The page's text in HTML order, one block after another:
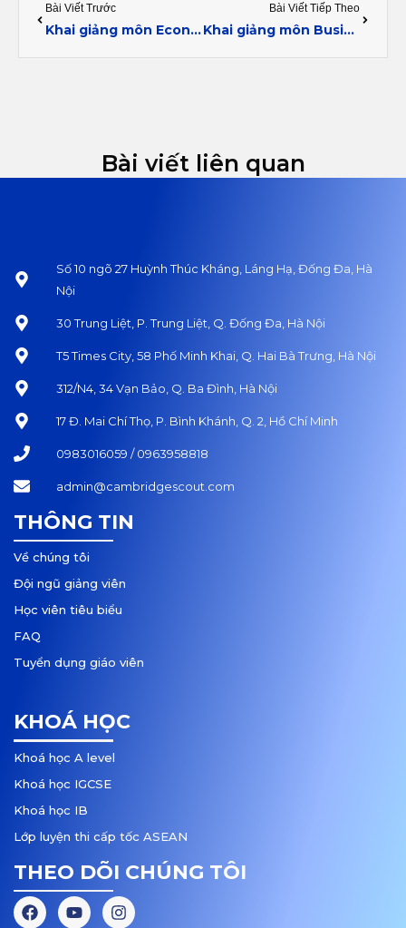
Bài Viết Trước
Khai giảng môn Economics SL Y2
Bài Viết Tiếp Theo
Khai giảng môn Business Management Y1 (0450)
Bài viết liên quan
Số 10 ngõ 27 Huỳnh Thúc Kháng, Láng Hạ, Đống Đa, Hà
Nội
30 Trung Liệt, P. Trung Liệt, Q. Đống Đa, Hà Nội
T5 Times City, 58 Phố Minh Khai, Q. Hai Bà Trưng, Hà Nội
312/N4, 34 Vạn Bảo, Q. Ba Đình, Hà Nội
17 Đ. Mai Chí Thọ, P. Bình Khánh, Q. 2, Hồ Chí Minh
0983016059 / 0963958818
admin@cambridgescout.com
THÔNG TIN
Về chúng tôi
Đội ngũ giảng viên
Học viên tiêu biểu
FAQ
Tuyển dụng giáo viên
KHOÁ HỌC
Khoá học A level
Khoá học IGCSE
Khoá học IB
Lớp luyện thi cấp tốc ASEAN
THEO DÕI CHÚNG TÔI
F
a
Y
o
I
n